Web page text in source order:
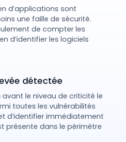
d’applications sont
une faille de sécurité.
de compter les
d’identifier les logiciels
détectée
le niveau de criticité le
toutes les vulnérabilités
d’identifier immédiatement
présente dans le périmètre